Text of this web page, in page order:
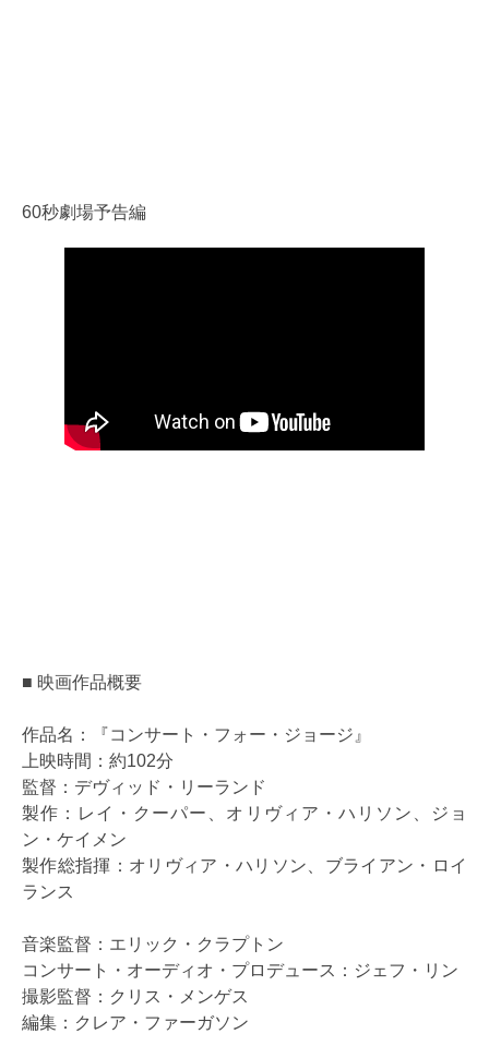
60秒劇場予告編
■ 映画作品概要
作品名：『コンサート・フォー・ジョージ』
上映時間：約102分
監督：デヴィッド・リーランド
製作：レイ・クーパー、オリヴィア・ハリソン、ジョ
ン・ケイメン
製作総指揮：オリヴィア・ハリソン、ブライアン・ロイ
ランス
音楽監督：エリック・クラプトン
コンサート・オーディオ・プロデュース：ジェフ・リン
撮影監督：クリス・メンゲス
編集：クレア・ファーガソン